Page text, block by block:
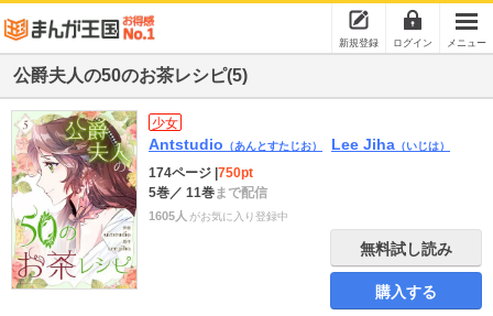
新規登録 ログイン メニュー
公爵夫人の50のお茶レシピ(5)
少女
Antstudio （あんとすたじお） Lee Jiha （いじは）
174ページ 750pt
5巻／ 11巻まで配信
1605人 がお気に入り登録中
無料試し読み
購入する